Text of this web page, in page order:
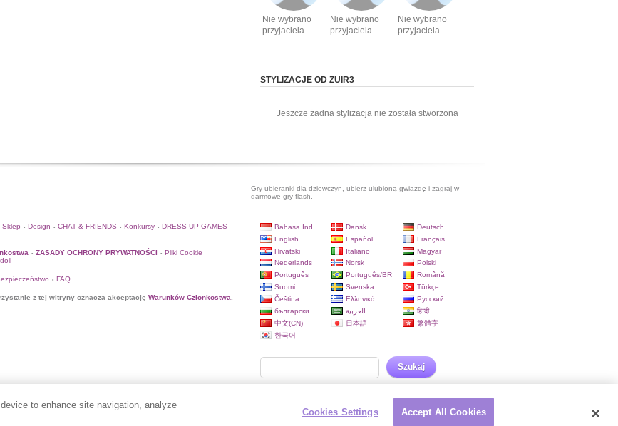
Nie wybrano
przyjaciela
Nie wybrano
przyjaciela
Nie wybrano
przyjaciela
STYLIZACJE OD ZUIR3
Jeszcze żadna stylizacja nie została stworzona
Gry ubieranki dla dziewczyn, ubierz ulubioną gwiazdę i zagraj w
darmowe gry flash.
Sklep • Design • CHAT & FRIENDS • Konkursy • DRESS UP GAMES
• ZASADY OCHRONY PRYWATNOŚCI • Pliki Cookie
• FAQ
z tej witryny oznacza akceptację Warunków Członkostwa
Bahasa Ind. Dansk
Deutsch
English
Español
Français
Hrvatski
Italiano
Magyar
Nederlands
Norsk
Polski
Português
Português/BR
Română
Suomi
Svenska
Türkçe
Čeština
Ελληνικά
Русский
български
العربية
हिन्दी
中文(CN)
日本語
繁體字
한국어
Szukaj
to enhance site navigation, analyze
Cookies Settings Accept All Cookies